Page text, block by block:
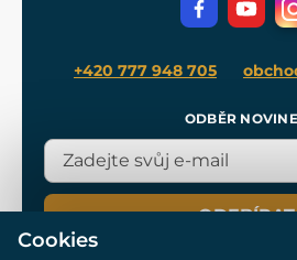
+420 777 948 705
ODBĚR
ODEBÍRAT
Cookies